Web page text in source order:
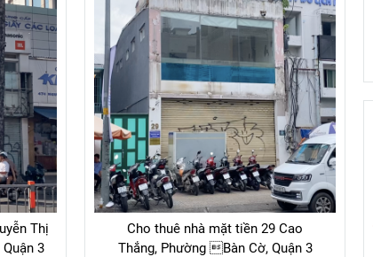
Thị
3
Cho thuê nhà mặt tiền 29 Cao
Thắng, Phường Bàn Cờ, Quận 3